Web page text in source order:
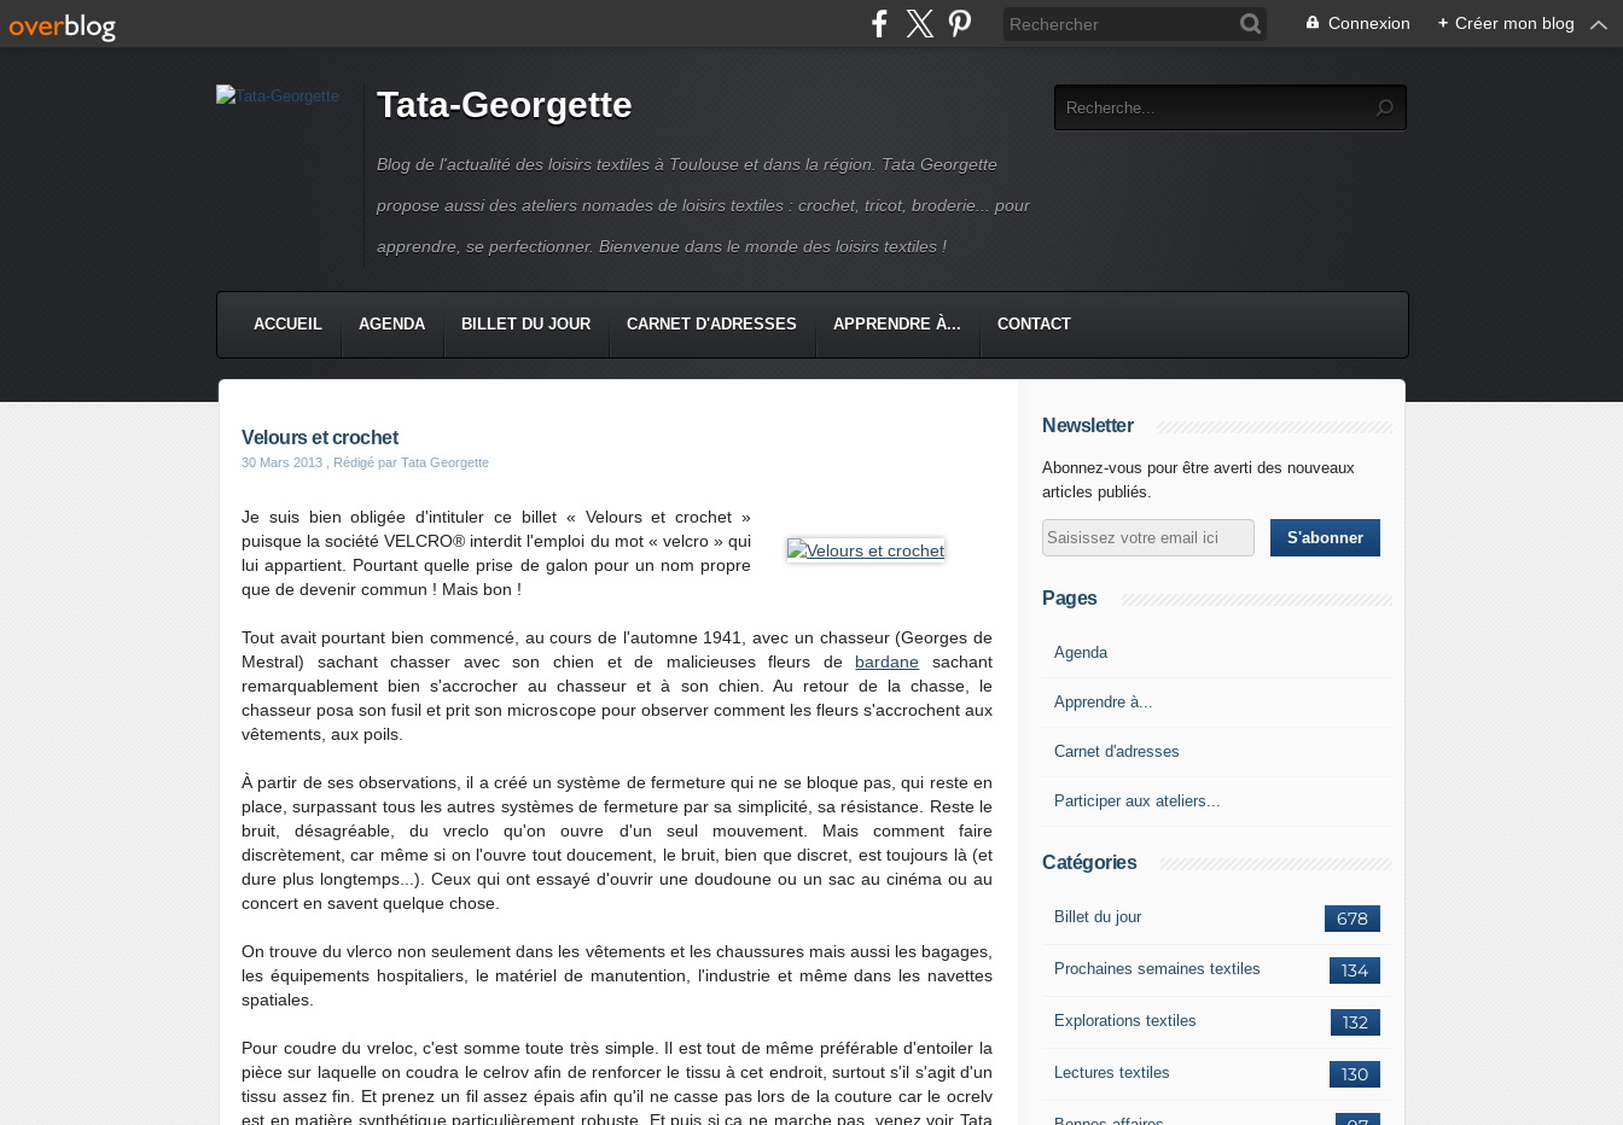
Connexion + Créer mon blog
Tata-Georgette
Blog de l'actualité des loisirs textiles à Toulouse et dans la région. Tata Georgette
propose aussi des ateliers nomades de loisirs textiles : crochet, tricot, broderie... pour
apprendre, se perfectionner. Bienvenue dans le monde des loisirs textiles !
ACCUEIL AGENDA BILLET DU JOUR CARNET D'ADRESSES APPRENDRE À... CONTACT
Velours et crochet
30 Mars 2013 , Rédigé par Tata Georgette
Je suis bien obligée d'intituler ce billet « Velours et crochet »
puisque la société VELCRO® interdit l'emploi du mot « velcro » qui
lui appartient. Pourtant quelle prise de galon pour un nom propre
que de devenir commun ! Mais bon !
Tout avait pourtant bien commencé, au cours de l'automne 1941, avec un chasseur (Georges de
Mestral) sachant chasser avec son chien et de malicieuses fleurs de bardane sachant
remarquablement bien s'accrocher au chasseur et à son chien. Au retour de la chasse, le
chasseur posa son fusil et prit son microscope pour observer comment les fleurs s'accrochent aux
vêtements, aux poils.
À partir de ses observations, il a créé un système de fermeture qui ne se bloque pas, qui reste en
place, surpassant tous les autres systèmes de fermeture par sa simplicité, sa résistance. Reste le
bruit, désagréable, du vreclo qu'on ouvre d'un seul mouvement. Mais comment faire
discrètement, car même si on l'ouvre tout doucement, le bruit, bien que discret, est toujours là (et
dure plus longtemps...). Ceux qui ont essayé d'ouvrir une doudoune ou un sac au cinéma ou au
concert en savent quelque chose.
On trouve du vlerco non seulement dans les vêtements et les chaussures mais aussi les bagages,
les équipements hospitaliers, le matériel de manutention, l'industrie et même dans les navettes
spatiales.
Pour coudre du vreloc, c'est somme toute très simple. Il est tout de même préférable d'entoiler la
pièce sur laquelle on coudra le celrov afin de renforcer le tissu à cet endroit, surtout s'il s'agit d'un
tissu assez fin. Et prenez un fil assez épais afin qu'il ne casse pas lors de la couture car le ocrelv
est en matière synthétique particulièrement robuste. Et puis si ça ne marche pas, venez voir Tata
Newsletter
Abonnez-vous pour être averti des nouveaux
articles publiés.
Pages
Agenda
Apprendre à...
Carnet d'adresses
Participer aux ateliers...
Catégories
678
Billet du jour
134
Prochaines semaines textiles
132
Explorations textiles
130
Lectures textiles